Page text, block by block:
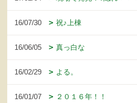
16/07/30 祝♪上棟
16/06/05 真っ白な
16/02/29 よる。
16/01/07 ２０１６年！！